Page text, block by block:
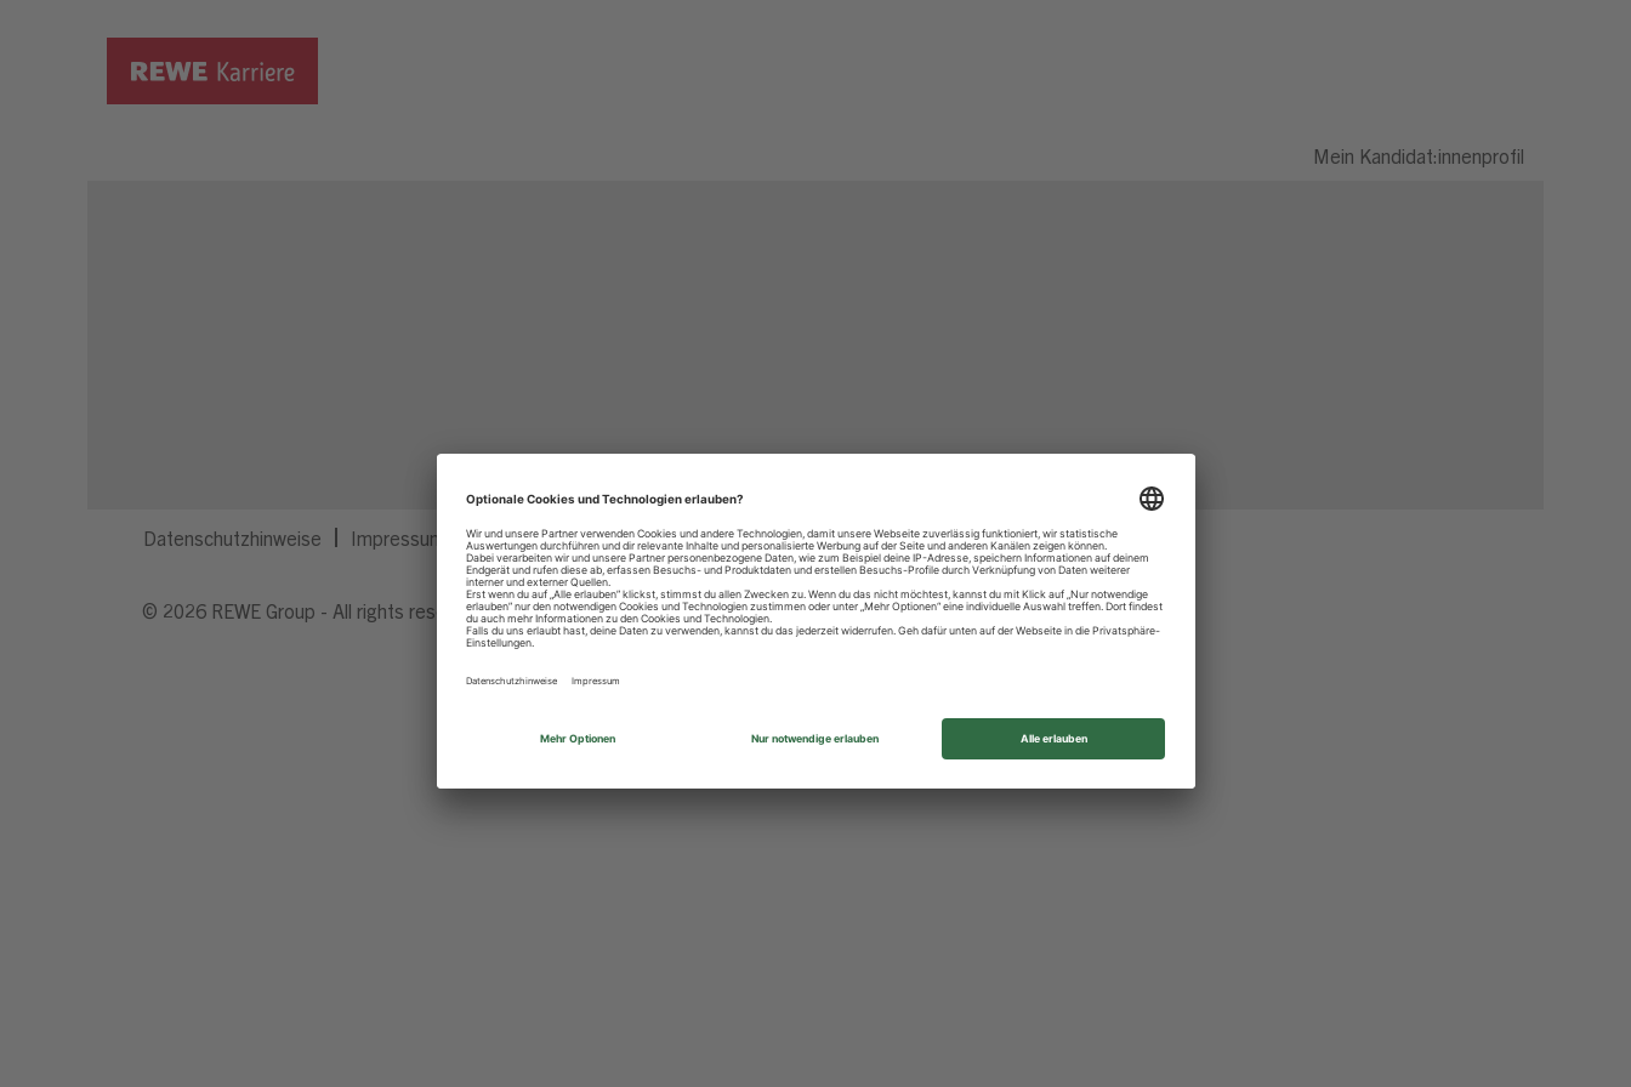
Mein Kandidat:innenprofil
Datenschutzhinweise Impressum Privatsphäre-Einstellungen
© 2026 REWE Group - All rights reserved